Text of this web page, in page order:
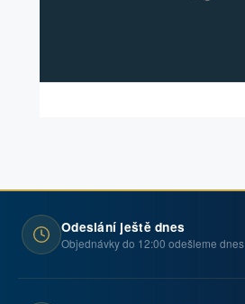
Odeslání ještě dnes
Objednávky do 12:00 odešleme dnes